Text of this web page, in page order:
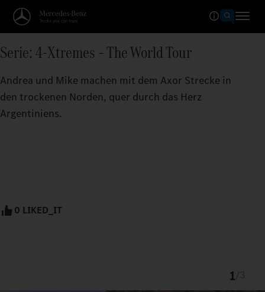
Serie: 4-Xtremes – The World Tour
Andrea und Mike machen mit dem Axor Strecke in
den trockenen Norden, quer durch das Herz
Argentiniens.
0 LIKED_IT
1